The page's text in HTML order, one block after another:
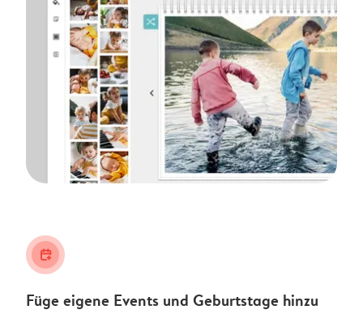
calendar_plus
Füge eigene Events und Geburtstage hinzu